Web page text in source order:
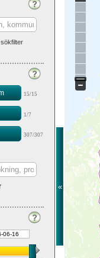
15/15
1/7
307/307
«